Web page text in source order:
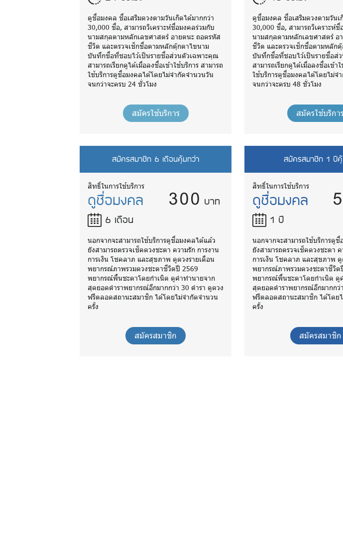
ดูชื่อมงคล ชื่อเสริมดวงตามวันเกิดได้มากกว่า
30,000 ชื่อ, สามารถวิเคราะห์ชื่อมงคลร่วมกับ
นามสกุลตามหลักเลขศาสตร์ อายตนะ ถอดรหัส
ชีวิต และตรวจเช็กชื่อตามหลักตุ๊กตาไขนาม
บันทึกชื่อที่ชอบไว้เป็นรายชื่อส่วนตัวเฉพาะคุณ
สามารถเรียกดูได้เมื่อลงชื่อเข้าใช้บริการ สามารถ
ใช้บริการดูชื่อมงคลได้โดยไม่จำกัดจำนวนวัน
จนกว่าจะครบ 24 ชั่วโมง
สมัครใช้บริการ
ดูชื่อมงคล ชื่อเสริมดวงตามวันเ
30,000 ชื่อ, สามารถวิเคราะห์ชื่
นามสกุลตามหลักเลขศาสตร์ อ
ชีวิต และตรวจเช็กชื่อตามหลัก
บันทึกชื่อที่ชอบไว้เป็นรายชื่อส่
สามารถเรียกดูได้เมื่อลงชื่อเข้า
ใช้บริการดูชื่อมงคลได้โดยไม่จ
จนกว่าจะครบ 48 ชั่วโมง
สมัครใช้บริกา
สมัครสมาชิก 6 เดือนคุ้มกว่า
สิทธิ์ในการใช้บริการ
ดูชื่อมงคล
6 เดือน
300 บาท
นอกจากจะสามารถใช้บริการดูชื่อมงคลได้แล้ว
ยังสามารถตรวจเช็คดวงชะตา ความรัก การงาน
การเงิน โชคลาภ และสุขภาพ ดูดวงรายเดือน
พยากรณ์ภาพรวมดวงชะตาชีวิตปี 2569
พยากรณ์พื้นชะตาโดยกำเนิด ดูคำทำนายจาก
สุดยอดตำราพยากรณ์อีกมากกว่า 30 ตำรา ดูดวง
ฟรีตลอดสถานะสมาชิก ได้โดยไม่จำกัดจำนวน
ครั้ง
สมัครสมาชิก
สมัครสมาชิก 1 ปี
สิทธิ์ในการใช้บริการ
ดูชื่อมงคล
1 ปี
นอกจากจะสามารถใช้บริการดู
ยังสามารถตรวจเช็คดวงชะตา ค
การเงิน โชคลาภ และสุขภาพ ดู
พยากรณ์ภาพรวมดวงชะตาชีวิต
พยากรณ์พื้นชะตาโดยกำเนิด ดู
สุดยอดตำราพยากรณ์อีกมากกว่
ฟรีตลอดสถานะสมาชิก ได้โดย
ครั้ง
สมัครสมาชิก